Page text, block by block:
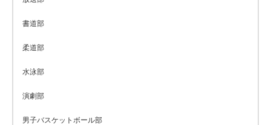
書道部
柔道部
水泳部
演劇部
男子バスケットボール部